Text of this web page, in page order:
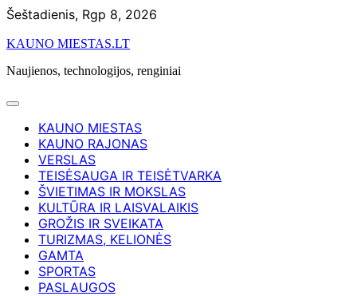
Skip
content
Šeštadienis, Rgp 8, 2026
KAUNO MIESTAS.LT
Naujienos, technologijos, renginiai
KAUNO MIESTAS
KAUNO RAJONAS
VERSLAS
TEISĖSAUGA IR TEISĖTVARKA
ŠVIETIMAS IR MOKSLAS
KULTŪRA IR LAISVALAIKIS
GROŽIS IR SVEIKATA
TURIZMAS, KELIONĖS
GAMTA
SPORTAS
PASLAUGOS